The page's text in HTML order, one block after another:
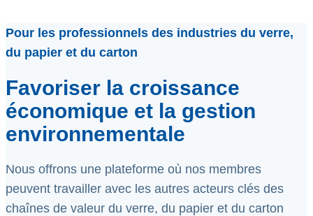
Pour les professionnels des industries du verre,
du papier et du carton
Favoriser la croissance
économique et la gestion
environnementale
Nous offrons une plateforme où nos membres
peuvent travailler avec les autres acteurs clés des
chaînes de valeur du verre, du papier et du carton